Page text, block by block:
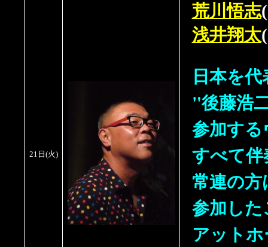
21日 (火)
荒川悟志
浅井翔太
日本を
"後藤浩
参加す
すべて
常連の
参加し
アット